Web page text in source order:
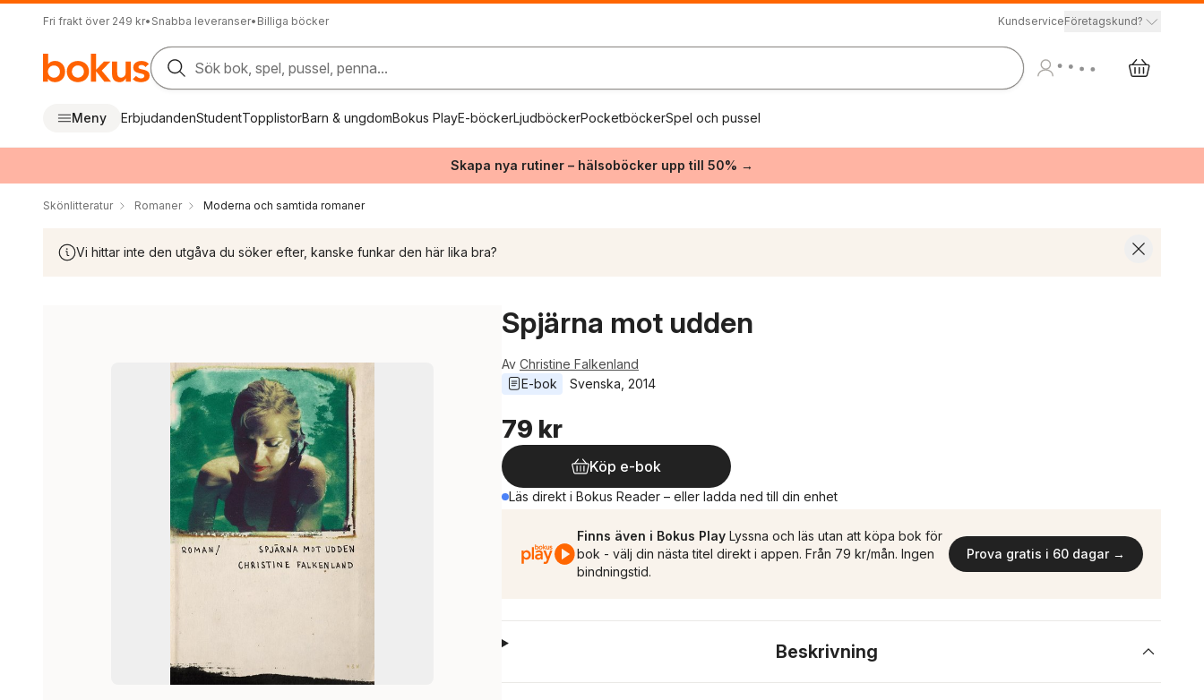
Fri frakt över 249 kr• Snabba leveranser• Billiga böcker KundserviceFöretagskund?
Sök bok, spel, pussel, penna...
Meny ErbjudandenStudentTopplistorBarn & ungdomBokus PlayE-böckerLjudböckerPocketböckerSpel och pussel
Skapa nya rutiner – hälsoböcker upp till 50% →
Skönlitteratur Romaner Moderna och samtida romaner
Vi hittar inte den utgåva du söker efter, kanske funkar den här lika bra?
Spjärna mot udden
Av Christine Falkenland
E-bok
Svenska 2014
79 kr
Köp e-bok
Läs direkt i Bokus Reader – eller ladda ned till din enhet
Finns även i Bokus Play Lyssna och läs utan att köpa bok för
bok - välj din nästa titel direkt i appen. Från 79 kr/mån. Ingen
bindningstid.
Prova gratis i 60 dagar →
Beskrivning